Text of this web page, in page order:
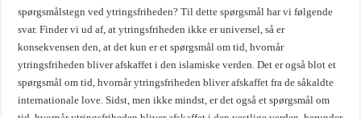
spørgsmålstegn ved ytringsfriheden? Til dette spørgsmål har vi følgende
svar. Finder vi ud af, at ytringsfriheden ikke er universel, så er
konsekvensen den, at det kun er et spørgsmål om tid, hvornår
ytringsfriheden bliver afskaffet i den islamiske verden. Det er også blot et
spørgsmål om tid, hvornår ytringsfriheden bliver afskaffet fra de såkaldte
internationale love. Sidst, men ikke mindst, er det også et spørgsmål om